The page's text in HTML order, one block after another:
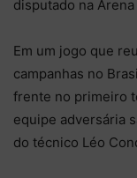
disputado na
Em um jogo que
campanhas no
frente no primeiro
equipe adversária
do técnico Léo